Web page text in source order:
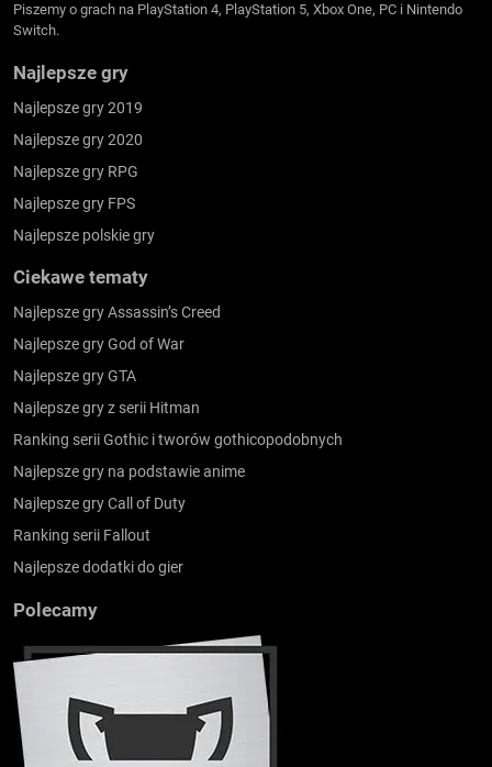
Piszemy o grach na PlayStation 4, PlayStation 5, Xbox One, PC i Nintendo
Switch.
Najlepsze gry
Najlepsze gry 2019
Najlepsze gry 2020
Najlepsze gry RPG
Najlepsze gry FPS
Najlepsze polskie gry
Ciekawe tematy
Najlepsze gry Assassin’s Creed
Najlepsze gry God of War
Najlepsze gry GTA
Najlepsze gry z serii Hitman
Ranking serii Gothic i tworów gothicopodobnych
Najlepsze gry na podstawie anime
Najlepsze gry Call of Duty
Ranking serii Fallout
Najlepsze dodatki do gier
Polecamy